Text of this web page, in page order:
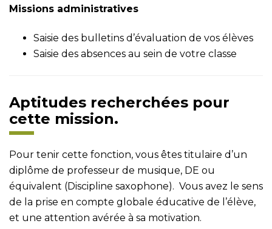
Missions administratives
Saisie des bulletins d’évaluation de vos élèves
Saisie des absences au sein de votre classe
Aptitudes recherchées pour
cette mission.
Pour tenir cette fonction, vous êtes titulaire d’un
diplôme de professeur de musique, DE ou
équivalent (Discipline saxophone). Vous avez le sens
de la prise en compte globale éducative de l’élève,
et une attention avérée à sa motivation.